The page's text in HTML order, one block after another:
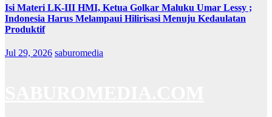
Isi Materi LK-III HMI, Ketua Golkar Maluku Umar Lessy ;
Indonesia Harus Melampaui Hilirisasi Menuju Kedaulatan
Produktif
Jul 29, 2026 saburomedia